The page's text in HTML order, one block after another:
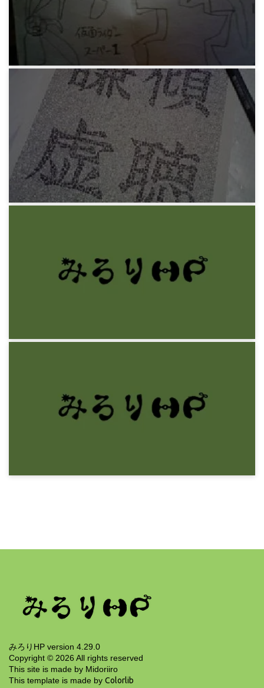
みろりHP
発掘された絵
12年前
書き初め
文学はメタファーである2
11年前
みろりHP version 4.29.0
Copyright © 2026 All rights reserved
This site is made by Midoriiro
This template is made by Colorlib